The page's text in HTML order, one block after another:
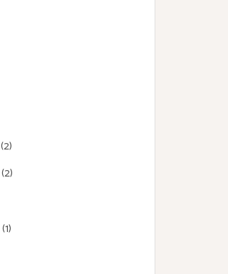
(2)
(2)
(1)